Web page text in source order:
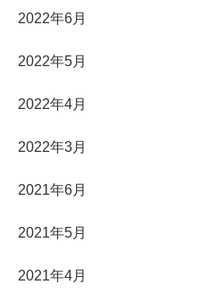
2022年6月
2022年5月
2022年4月
2022年3月
2021年6月
2021年5月
2021年4月